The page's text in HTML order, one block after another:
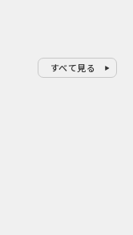
すべて見る